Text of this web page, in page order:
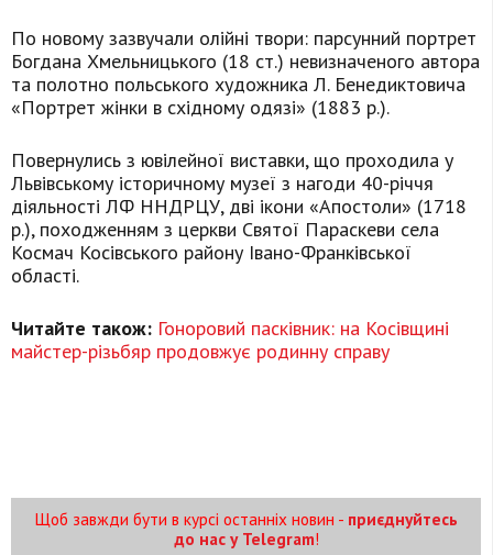
По новому зазвучали олійні твори: парсунний портрет
Богдана Хмельницького (18 ст.) невизначеного автора
та полотно польського художника Л. Бенедиктовича
«Портрет жінки в східному одязі» (1883 р.).
Повернулись з ювілейної виставки, що проходила у
Львівському історичному музеї з нагоди 40-річчя
діяльності ЛФ ННДРЦУ, дві ікони «Апостоли» (1718
р.), походженням з церкви Святої Параскеви села
Космач Косівського району Івано-Франківської
області.
Читайте також: Гоноровий пасківник: на Косівщині
майстер-різьбяр продовжує родинну справу
Щоб завжди бути в курсі останніх новин - приєднуйтесь
до нас у Telegram!